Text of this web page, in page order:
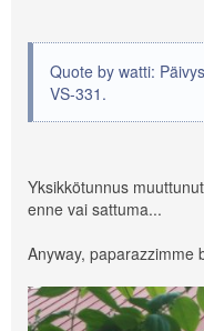
Quote by watti:
VS-331.
Yksikkötunnus
enne vai sattuma...
Anyway, paparazzimme